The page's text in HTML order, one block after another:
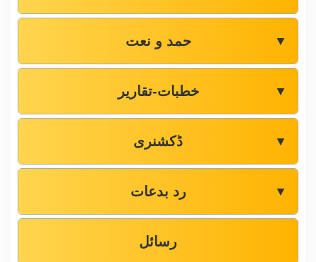
حمد و نعت ▼
خطبات-تقاریر ▼
ڈکشنری ▼
رد بدعات ▼
رسائل